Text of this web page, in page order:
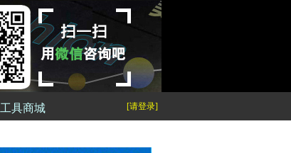
工具商城 [请登录]